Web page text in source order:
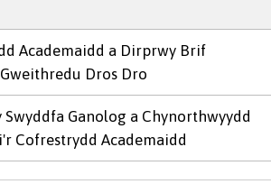
Academaidd a Dirprwy Brif
Dros Dro
Swyddfa Ganolog a Chynorthwyydd
Cofrestrydd Academaidd